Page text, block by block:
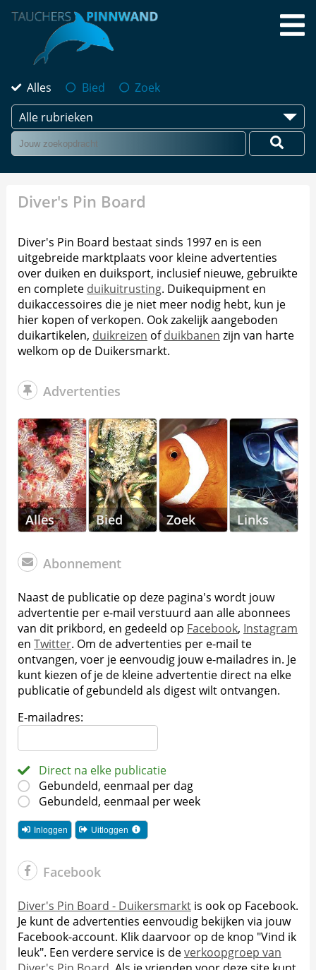
Alles Bied
Zoek
Alle rubrieken
Diver's Pin Board
Diver's Pin Board bestaat sinds 1997 en is een
uitgebreide marktplaats voor kleine advertenties
over duiken en duiksport, inclusief nieuwe, gebruikte
en complete duikuitrusting. Duikequipment en
duikaccessoires die je niet meer nodig hebt, kun je
hier kopen of verkopen. Ook zakelijk aangeboden
duikartikelen, duikreizen ofduikbanen zijn van harte
welkom op de Duikersmarkt.
Advertenties
Alles Bied Zoek Links
Abonnement
Naast de publicatie op deze pagina's wordt jouw
advertentie per e-mail verstuurd aan alle abonnees
van dit prikbord, en gedeeld op Facebook, Instagram
en Twitter. Om de advertenties per e-mail te
ontvangen, voer je eenvoudig jouw e-mailadres in. Je
kunt kiezen of je de kleine advertentie direct na elke
publicatie of gebundeld als digest wilt ontvangen.
E-mailadres:
Direct na elke publicatie
Gebundeld, eenmaal per dag
Gebundeld, eenmaal per week
Inloggen Uitloggen
Facebook
Diver's Pin Board - Duikersmarkt is ook op Facebook.
Je kunt de advertenties eenvoudig bekijken via jouw
Facebook-account. Klik daarvoor op de knop "Vind ik
leuk". Een verdere service is deverkoopgroep van